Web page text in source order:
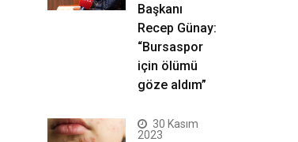
Başkanı
Recep Günay:
“Bursaspor
için ölümü
göze aldım”
30 Kasım
2023